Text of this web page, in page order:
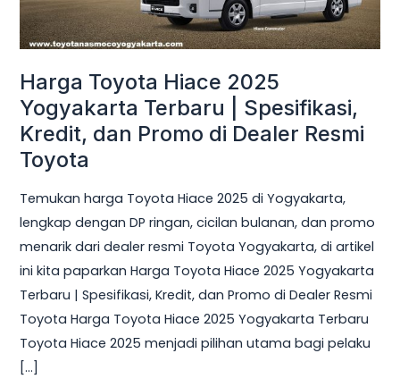
Harga Toyota Hiace 2025
Yogyakarta Terbaru | Spesifikasi,
Kredit, dan Promo di Dealer Resmi
Toyota
Temukan harga Toyota Hiace 2025 di Yogyakarta,
lengkap dengan DP ringan, cicilan bulanan, dan promo
menarik dari dealer resmi Toyota Yogyakarta, di artikel
ini kita paparkan Harga Toyota Hiace 2025 Yogyakarta
Terbaru | Spesifikasi, Kredit, dan Promo di Dealer Resmi
Toyota Harga Toyota Hiace 2025 Yogyakarta Terbaru
Toyota Hiace 2025 menjadi pilihan utama bagi pelaku
[…]
Terbaru
|
Spesifikasi,
Kredit,
dan
Promo
di
Dealer
Resmi
Toyota